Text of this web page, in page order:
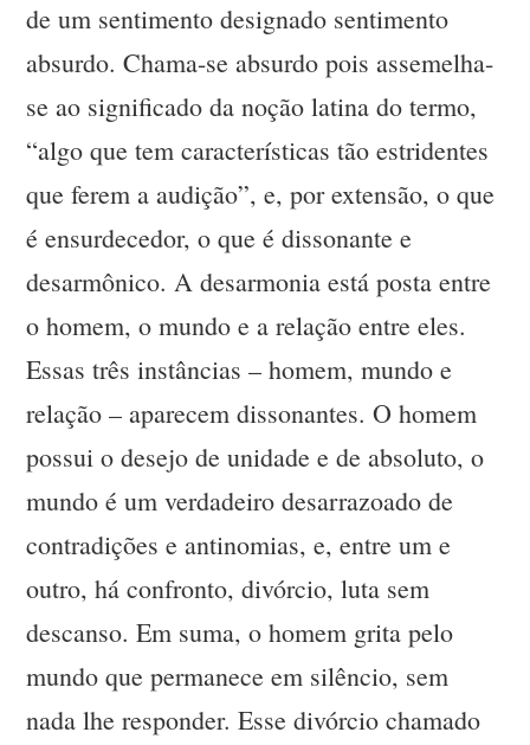
de um sentimento designado sentimento
absurdo. Chama-se absurdo pois assemelha-
se ao significado da noção latina do termo,
“algo que tem características tão estridentes
que ferem a audição”, e, por extensão, o que
é ensurdecedor, o que é dissonante e
desarmônico. A desarmonia está posta entre
o homem, o mundo e a relação entre eles.
Essas três instâncias – homem, mundo e
relação – aparecem dissonantes. O homem
possui o desejo de unidade e de absoluto, o
mundo é um verdadeiro desarrazoado de
contradições e antinomias, e, entre um e
outro, há confronto, divórcio, luta sem
descanso. Em suma, o homem grita pelo
mundo que permanece em silêncio, sem
nada lhe responder. Esse divórcio chamado